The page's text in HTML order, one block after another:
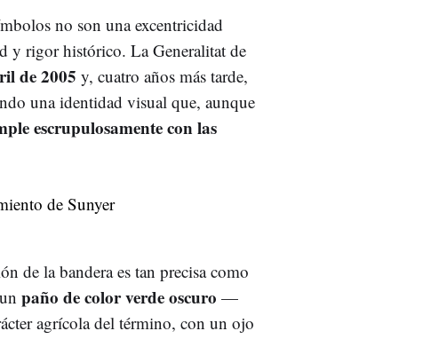
no son una excentricidad
y rigor histórico. La Generalitat de
de 2005 y, cuatro años más tarde,
una identidad visual que, aunque
escrupulosamente con las
de la bandera es tan precisa como
paño de color verde oscuro —
agrícola del término, con un ojo